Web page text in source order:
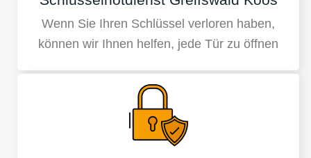
Wenn Sie Ihren Schlüssel verloren haben,
können wir Ihnen helfen, jede Tür zu öffnen